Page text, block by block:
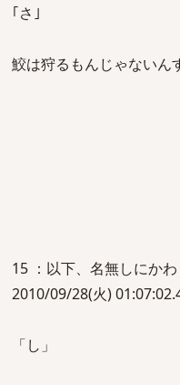
｢さ｣
鮫は狩るもんじゃないん
15 ：以下、名無しにか
2010/09/28(火)
「し」